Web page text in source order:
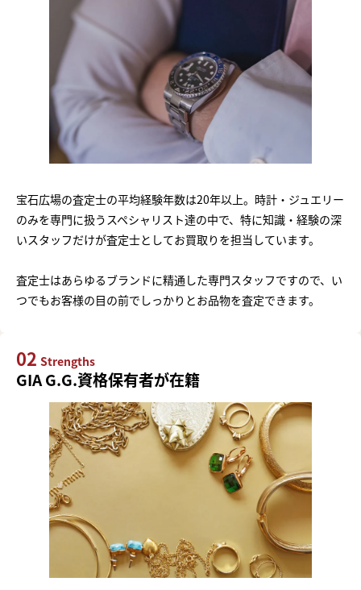
宝石広場の査定士の平均経験年数は20年以上。時計・ジュエリー
のみを専門に扱うスペシャリスト達の中で、特に知識・経験の深
いスタッフだけが査定士としてお買取りを担当しています。
査定士はあらゆるブランドに精通した専門スタッフですので、い
つでもお客様の目の前でしっかりとお品物を査定できます。
02 Strengths
GIA G.G.資格保有者が在籍